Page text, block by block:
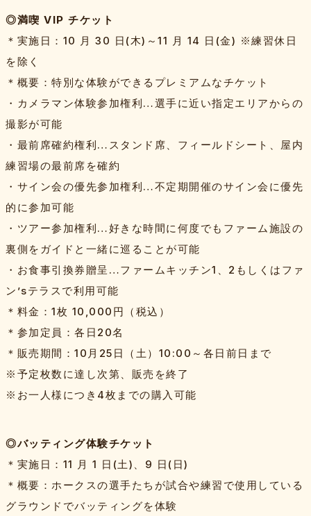
◎満喫 VIP チケット
＊実施日：10 月 30 日(木)～11 月 14 日(金) ※練習休日
を除く
＊概要：特別な体験ができるプレミアムなチケット
・カメラマン体験参加権利…選手に近い指定エリアからの
撮影が可能
・最前席確約権利…スタンド席、フィールドシート、屋内
練習場の最前席を確約
・サイン会の優先参加権利…不定期開催のサイン会に優先
的に参加可能
・ツアー参加権利…好きな時間に何度でもファーム施設の
裏側をガイドと一緒に巡ることが可能
・お食事引換券贈呈…ファームキッチン1、2もしくはファ
ン’sテラスで利用可能
＊料金：1枚 10,000円（税込）
＊参加定員：各日20名
＊販売期間：10月25日（土）10:00～各日前日まで
※予定枚数に達し次第、販売を終了
※お一人様につき4枚までの購入可能
◎バッティング体験チケット
＊実施日：11 月 1 日(土)、9 日(日)
＊概要：ホークスの選手たちが試合や練習で使用している
グラウンドでバッティングを体験